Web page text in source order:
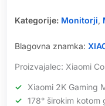
Kategorije: Monitorji,
Blagovna znamka:
Proizvajalec: Xiaomi
Xiaomi 2K Gaming
178° širokim kotom